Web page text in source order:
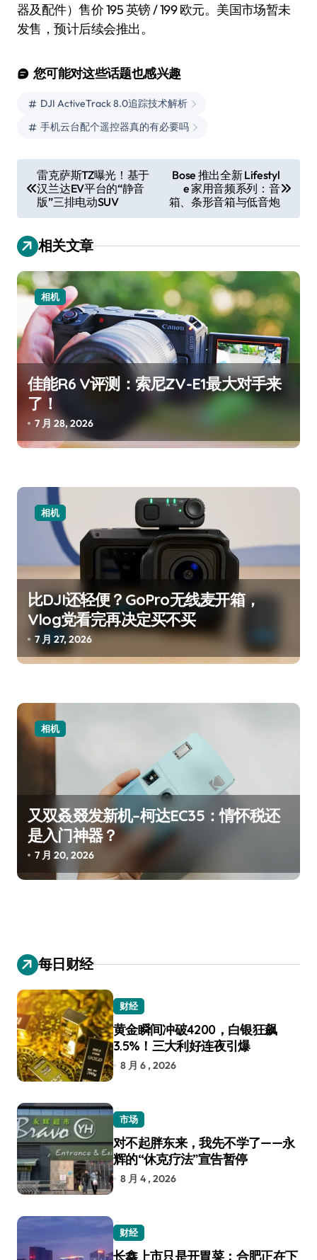
器及配件）售价 195 英镑 / 199 欧元。美国市场暂未
发售，预计后续会推出。
您可能对这些话题也感兴趣
DJI ActiveTrack 8.0追踪技术解析
手机云台配个遥控器真的有必要吗
章
导
航
雷克萨斯TZ曝光！基于
汉兰达EV平台的“静音
版”三排电动SUV
Bose 推出全新 Lifestyl
e 家用音频系列：音
箱、条形音箱与低音炮
相关文章
相机
佳能R6 V评测：索尼ZV-E1最大对手来
了！
7 月 28, 2026
相机
比DJI还轻便？GoPro无线麦开箱，
Vlog党看完再决定买不买
7 月 27, 2026
相机
又双叒叕发新机–柯达EC35：情怀税还
是入门神器？
7 月 20, 2026
每日财经
财经
黄金瞬间冲破4200，白银狂飙
3.5%！三大利好连夜引爆
8 月 6 , 2026
市场
对不起胖东来，我先不学了——永
辉的“休克疗法”宣告暂停
8 月 4 , 2026
财经
长鑫上市只是开胃菜：合肥正在下